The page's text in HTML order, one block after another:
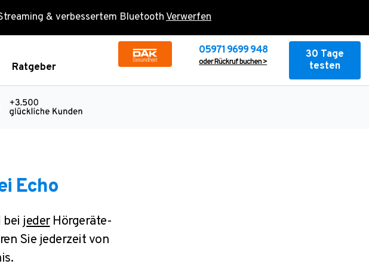
& verbessertem BluetoothVerwerfen
Ratgeber
05971 9699 948
oder Rückruf buchen >
30 Tage
testen
Echo
bei jederHörgeräte-
Sie jederzeit von